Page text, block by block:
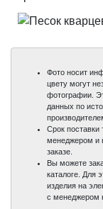
100%
Фото носит
цвету могут
фотографии.
данных по
Срок поставки
менеджером и
заказе.
Вы можете
каталоге. Для
изделия на
с менеджером